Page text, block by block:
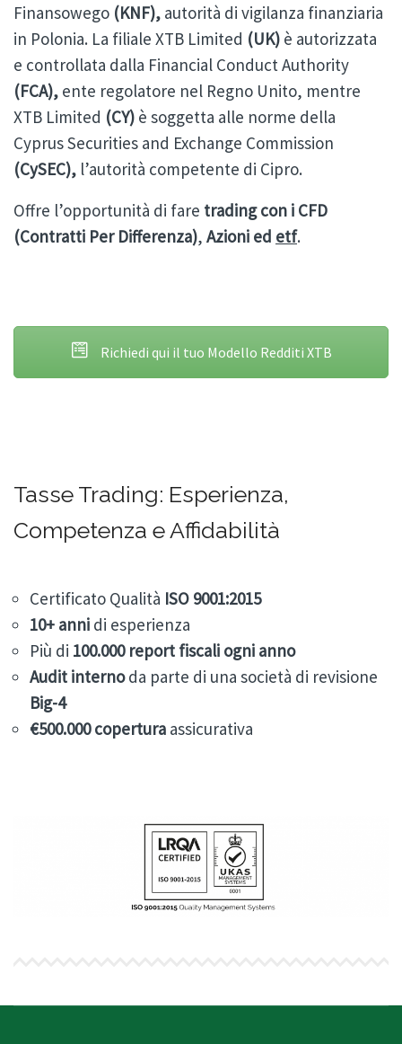
Finansowego (KNF), autorità di vigilanza finanziaria
in Polonia. La filiale XTB Limited (UK) è autorizzata
e controllata dalla Financial Conduct Authority
(FCA), ente regolatore nel Regno Unito, mentre
XTB Limited (CY) è soggetta alle norme della
Cyprus Securities and Exchange Commission
(CySEC), l’autorità competente di Cipro.
Offre l’opportunità di fare trading con i CFD
(Contratti Per Differenza), Azioni ed etf.
Richiedi qui il tuo Modello Redditi XTB
Tasse Trading: Esperienza,
Competenza e Affidabilità
Certificato Qualità ISO 9001:2015
10+ anni di esperienza
Più di 100.000report fiscali ogni anno
Audit internoda parte di una società di revisione
Big-4
€500.000 copertura assicurativa